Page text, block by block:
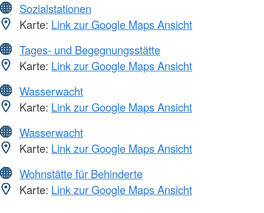
Sozialstationen
Karte: Link zur Google Maps Ansicht
Tages- und Begegnungsstätte
Karte: Link zur Google Maps Ansicht
Wasserwacht
Karte: Link zur Google Maps Ansicht
Wasserwacht
Karte: Link zur Google Maps Ansicht
Wohnstätte für Behinderte
Karte: Link zur Google Maps Ansicht